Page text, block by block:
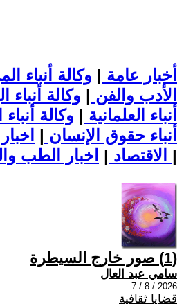
أخبار عامة | وكالة أنباء
الأدب والفن | وكالة أنباء
أنباء العلمانية | وكالة
أنباء حقوق الإنسان |
الاقتصاد | |
(1) صور خارج السيطرة
سامي عبد العال
2026 / 8 / 7
قضايا ثقافية